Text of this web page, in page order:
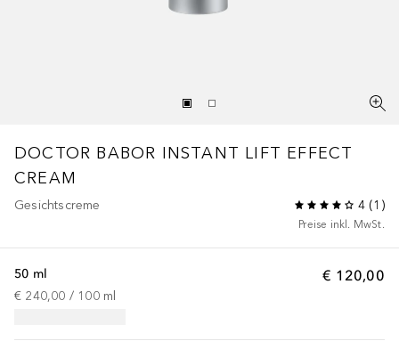
DOCTOR BABOR INSTANT LIFT EFFECT
CREAM
Gesichtscreme 4 (1 )
Preise inkl. MwSt.
€ 120,00
50 ml
€ 240,00 / 100 ml